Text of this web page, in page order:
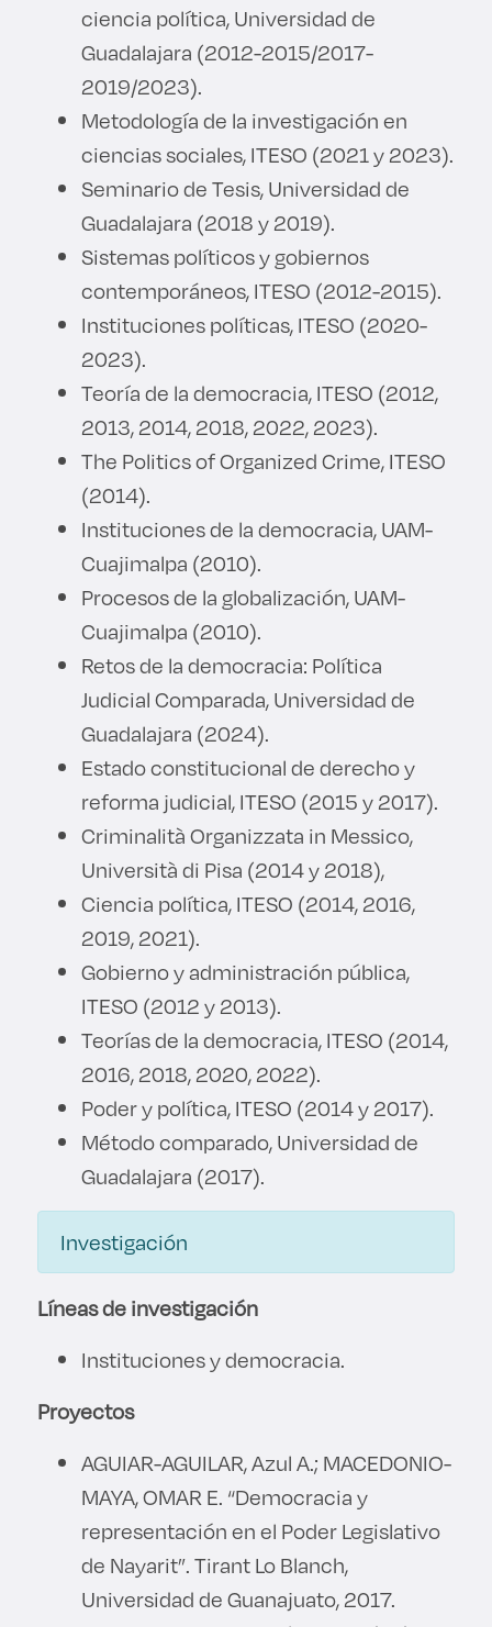
ciencia política, Universidad de
Guadalajara (2012-2015/2017-
2019/2023).
Metodología de la investigación en
ciencias sociales, ITESO (2021 y 2023).
Seminario de Tesis, Universidad de
Guadalajara (2018 y 2019).
Sistemas políticos y gobiernos
contemporáneos, ITESO (2012-2015).
Instituciones políticas, ITESO (2020-
2023).
Teoría de la democracia, ITESO (2012,
2013, 2014, 2018, 2022, 2023).
The Politics of Organized Crime, ITESO
(2014).
Instituciones de la democracia, UAM-
Cuajimalpa (2010).
Procesos de la globalización, UAM-
Cuajimalpa (2010).
Retos de la democracia: Política
Judicial Comparada, Universidad de
Guadalajara (2024).
Estado constitucional de derecho y
reforma judicial, ITESO (2015 y 2017).
Criminalità Organizzata in Messico,
Università di Pisa (2014 y 2018),
Ciencia política, ITESO (2014, 2016,
2019, 2021).
Gobierno y administración pública,
ITESO (2012 y 2013).
Teorías de la democracia, ITESO (2014,
2016, 2018, 2020, 2022).
Poder y política, ITESO (2014 y 2017).
Método comparado, Universidad de
Guadalajara (2017).
Investigación
Líneas de investigación
Instituciones y democracia.
Proyectos
AGUIAR-AGUILAR, Azul A.; MACEDONIO-
MAYA, OMAR E. “Democracia y
representación en el Poder Legislativo
de Nayarit”. Tirant Lo Blanch,
Universidad de Guanajuato, 2017.